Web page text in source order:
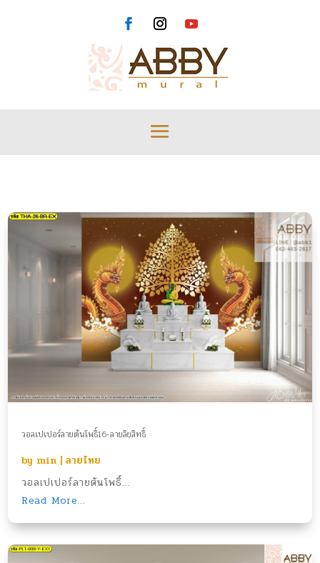
วอลเปเปอร์ลายต้นโพธิ์16-ลายลิขสิทธิ์
by min |ลายไทย
วอลเปเปอร์ลายต้นโพธิ์...
Read More...